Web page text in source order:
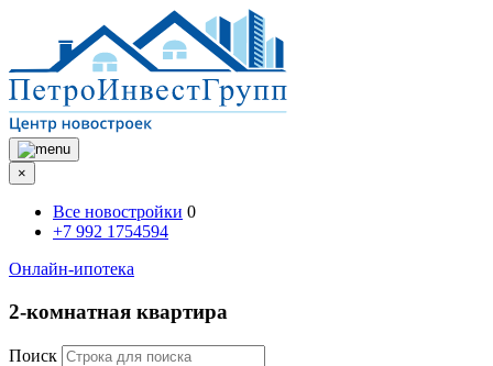
×
Все новостройки 0
+7 992 1754594
Онлайн-ипотека
2-комнатная квартира
Поиск